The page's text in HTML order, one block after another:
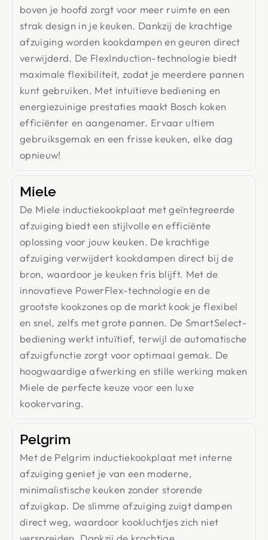
boven je hoofd zorgt voor meer ruimte en een
strak design in je keuken. Dankzij de krachtige
afzuiging worden kookdampen en geuren direct
verwijderd. De FlexInduction-technologie biedt
maximale flexibiliteit, zodat je meerdere pannen
kunt gebruiken. Met intuïtieve bediening en
energiezuinige prestaties maakt Bosch koken
efficiënter en aangenamer. Ervaar ultiem
gebruiksgemak en een frisse keuken, elke dag
opnieuw!
Miele
De Miele inductiekookplaat met geïntegreerde
afzuiging biedt een stijlvolle en efficiënte
oplossing voor jouw keuken. De krachtige
afzuiging verwijdert kookdampen direct bij de
bron, waardoor je keuken fris blijft. Met de
innovatieve PowerFlex-technologie en de
grootste kookzones op de markt kook je flexibel
en snel, zelfs met grote pannen. De SmartSelect-
bediening werkt intuïtief, terwijl de automatische
afzuigfunctie zorgt voor optimaal gemak. De
hoogwaardige afwerking en stille werking maken
Miele de perfecte keuze voor een luxe
kookervaring.
Pelgrim
Met de Pelgrim inductiekookplaat met interne
afzuiging geniet je van een moderne,
minimalistische keuken zonder storende
afzuigkap. De slimme afzuiging zuigt dampen
direct weg, waardoor kookluchtjes zich niet